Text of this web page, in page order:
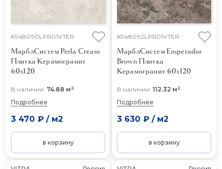
K948090LPR01VTER
МарблСистем Perla Cream
Плитка Керамогранит
60x120
В наличии: 74.88 м2
Подробнее
3 470 ₽/ м2
в корзину
K948092LPR01VTER
МарблСистем Emperador
Brown Плитка
Керамогранит 60x120
В наличии: 112.32 м2
Подробнее
3 630 ₽/ м2
в корзину